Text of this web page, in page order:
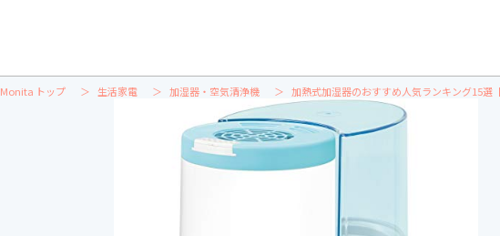
Monita トップ 生活家電 加湿器・空気清浄機 加熱式加湿器のおすすめ人気ランキング15選